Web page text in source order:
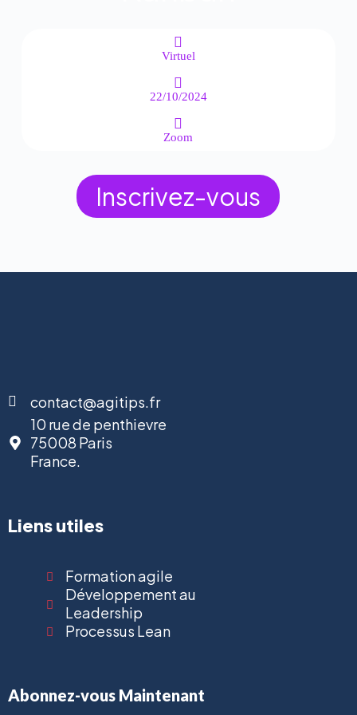
Virtuel
22/10/2024
Zoom
Inscrivez-vous
contact@agitips.fr
10 rue de penthievre
75008 Paris
France.
Liens utiles
Formation agile
Développement au
Leadership
Processus Lean
Abonnez-vous Maintenant